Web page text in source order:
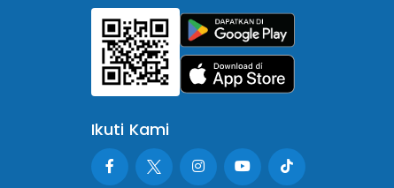
Ikuti Kami